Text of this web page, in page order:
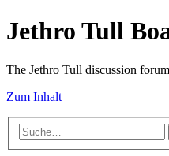
Jethro Tull
The Jethro Tull discussion forum
Zum Inhalt